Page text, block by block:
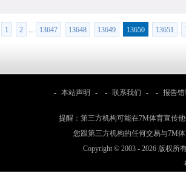
1 2 ... 13647 13648 13649 13650 13651
- 本站声明 - - 联系我们 - - 报告
提醒：第三方机构可能在7M体育宣传
您跟第三方机构的任何交易与7M
Copyright © 2003 - 2026 版权所